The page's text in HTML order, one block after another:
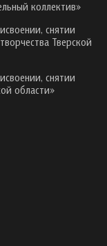
коллектив»
снятии
Тверской
снятии
области»